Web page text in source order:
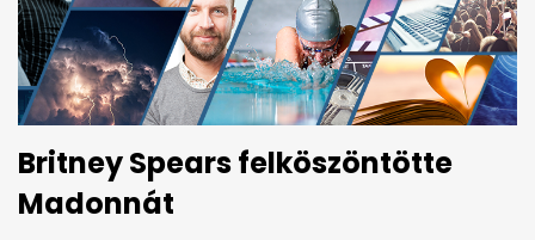
Britney Spears felköszöntötte
Madonnát